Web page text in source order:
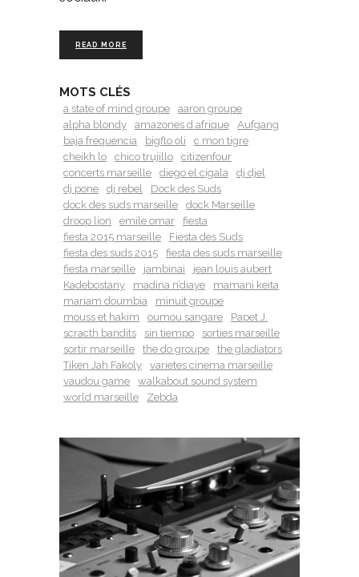
READ MORE
MOTS CLÉS
a state of mind groupe
aaron groupe
alpha blondy
amazones d afrique
Aufgang
baja frequencia
bigflo oli
c mon tigre
cheikh lo
chico trujillo
citizenfour
concerts marseille
diego el cigala
dj djel
dj pone
dj rebel
Dock des Suds
dock des suds marseille
dock Marseille
droop lion
emile omar
fiesta
fiesta 2015 marseille
Fiesta des Suds
fiesta des suds 2015
fiesta des suds marseille
fiesta marseille
jambinai
jean louis aubert
Kadebostany
madina n’diaye
mamani keita
mariam doumbia
minuit groupe
mouss et hakim
oumou sangare
Papet J.
scracth bandits
sin tiempo
sorties marseille
sortir marseille
the do groupe
the gladiators
Tiken Jah Fakoly
varietes cinema marseille
vaudou game
walkabout sound system
world marseille
Zebda